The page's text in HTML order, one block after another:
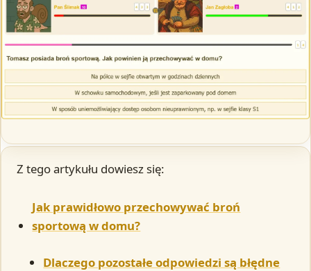
Z tego artykułu dowiesz się:
Jak prawidłowo przechowywać broń
sportową w domu?
Dlaczego pozostałe odpowiedzi są błędne